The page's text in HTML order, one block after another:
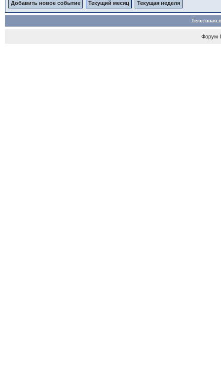
Добавить новое событие Текущий месяц Текущая неделя
Текстовая
Форум